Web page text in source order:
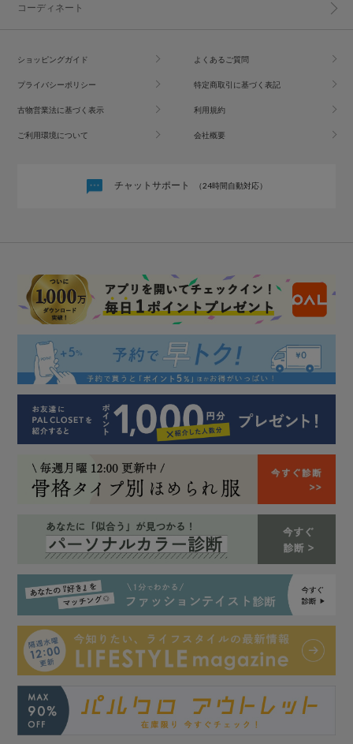
コーディネート
ショッピングガイド よくあるご質問
プライバシーポリシー 特定商取引に基づく表記
古物営業法に基づく表示 利用規約
ご利用環境について 会社概要
チャットサポート （24時間自動対応）